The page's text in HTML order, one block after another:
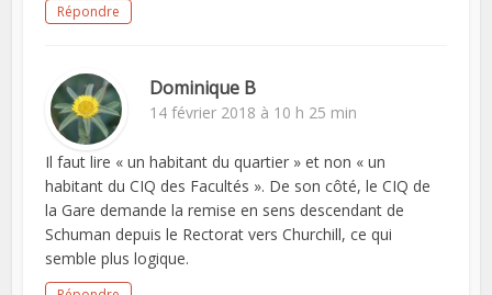
Répondre
Dominique B
14 février 2018 à 10 h 25 min
Il faut lire « un habitant du quartier » et non « un
habitant du CIQ des Facultés ». De son côté, le CIQ de
la Gare demande la remise en sens descendant de
Schuman depuis le Rectorat vers Churchill, ce qui
semble plus logique.